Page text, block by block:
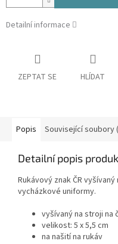
Detailní informace
ZEPTAT SE HLÍDAT
Popis Související soubory
Detailní popis
Rukávový znak ČR
vycházkové uniformy.
vyšívaný na stroji na
velikost: 5 x 5,5 cm
na našití na rukáv